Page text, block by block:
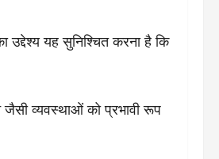
यह सुनिश्चित करना है कि
व्यवस्थाओं को प्रभावी रूप